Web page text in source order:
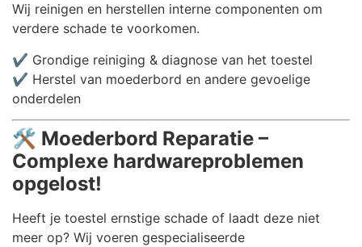
Wij reinigen en herstellen interne componenten om
verdere schade te voorkomen.
✔️ Grondige reiniging & diagnose van het toestel
✔️ Herstel van moederbord en andere gevoelige
onderdelen
🛠️ Moederbord Reparatie –
Complexe hardwareproblemen
opgelost!
Heeft je toestel ernstige schade of laadt deze niet
meer op? Wij voeren gespecialiseerde